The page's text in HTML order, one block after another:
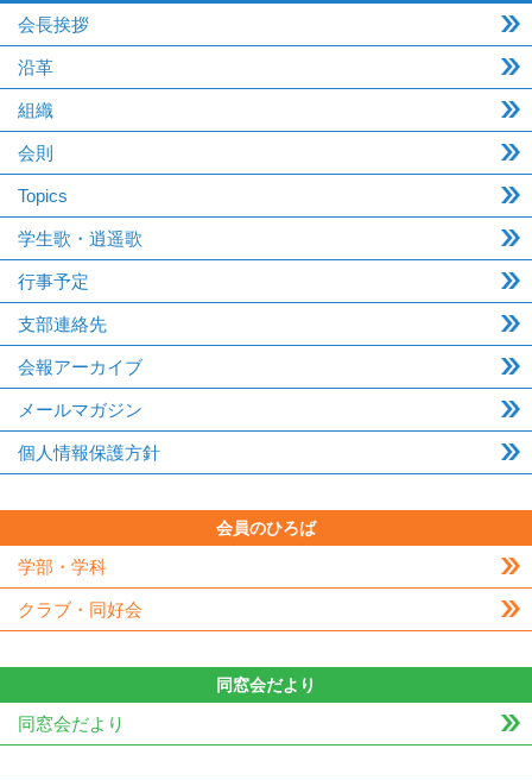
会長挨拶
沿革
組織
会則
Topics
学生歌・逍遥歌
行事予定
支部連絡先
会報アーカイブ
メールマガジン
個人情報保護方針
会員のひろば
学部・学科
クラブ・同好会
同窓会だより
同窓会だより